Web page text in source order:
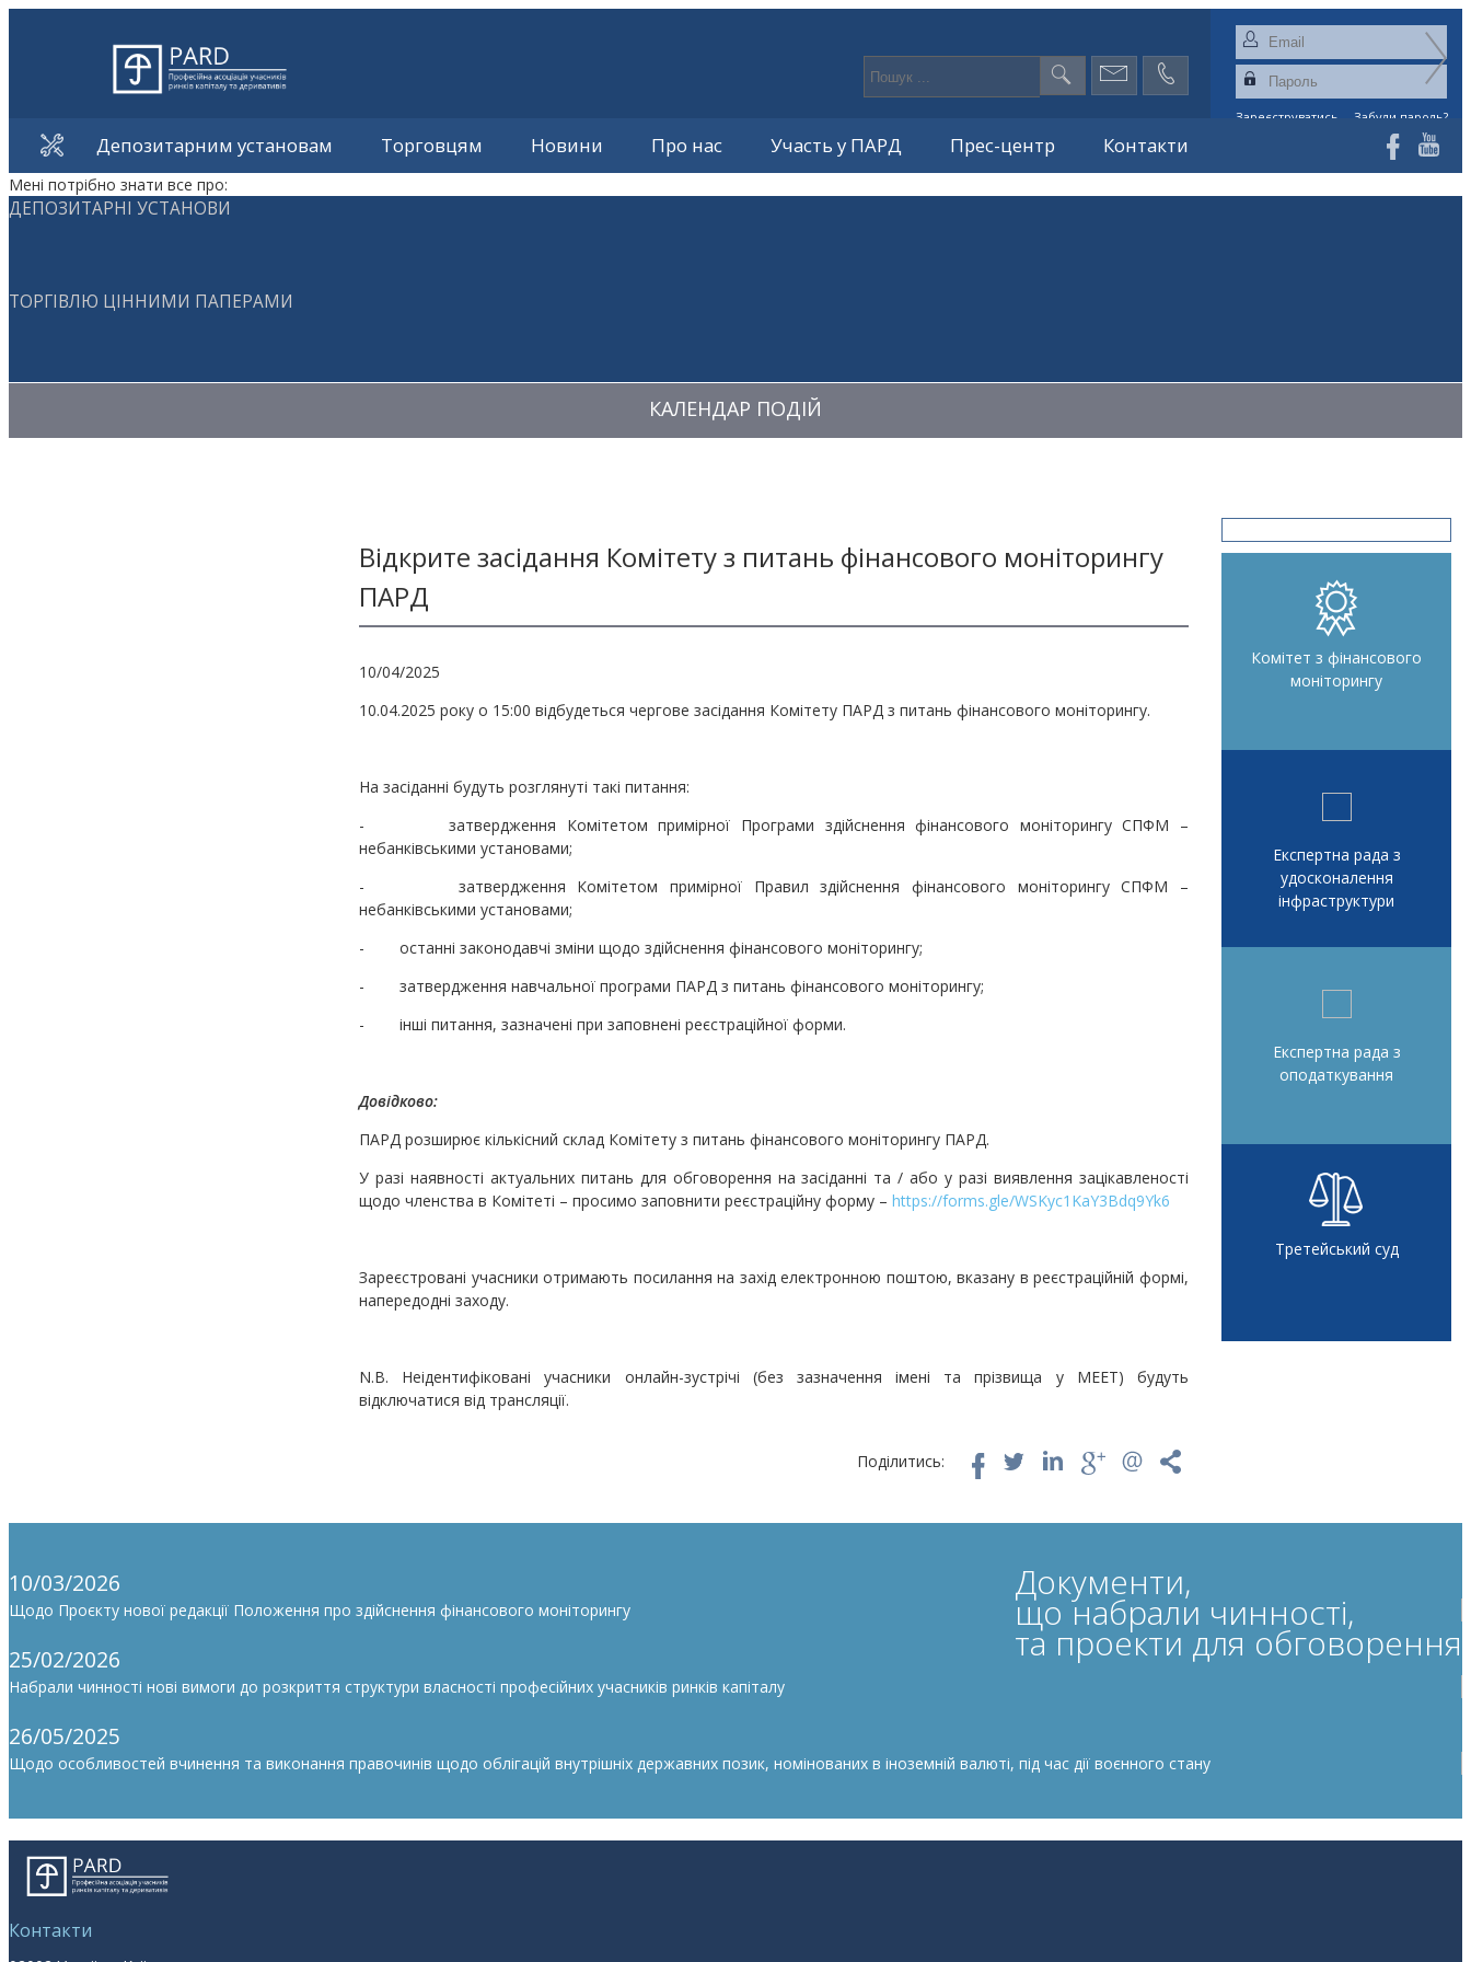
Зареєструватись Забули пароль?
Депозитарним установам Торговцям Новини Про нас Участь у ПАРД Прес-центр Контакти
Мені потрібно знати все про:
ДЕПОЗИТАРНІ УСТАНОВИ
ТОРГІВЛЮ ЦІННИМИ ПАПЕРАМИ
КАЛЕНДАР ПОДІЙ
Відкрите засідання Комітету з питань фінансового моніторингу
ПАРД
10/04/2025
10.04.2025 року о 15:00 відбудеться чергове засідання Комітету ПАРД з питань фінансового моніторингу.
На засіданні будуть розглянуті такі питання:
- затвердження Комітетом примірної Програми здійснення фінансового моніторингу СПФМ –
небанківськими установами;
- затвердження Комітетом примірної Правил здійснення фінансового моніторингу СПФМ –
небанківськими установами;
- останні законодавчі зміни щодо здійснення фінансового моніторингу;
- затвердження навчальної програми ПАРД з питань фінансового моніторингу;
- інші питання, зазначені при заповнені реєстраційної форми.
Довідково:
ПАРД розширює кількісний склад Комітету з питань фінансового моніторингу ПАРД.
У разі наявності актуальних питань для обговорення на засіданні та / або у разі виявлення зацікавленості
щодо членства в Комітеті – просимо заповнити реєстраційну форму – https://forms.gle/WSKyc1KaY3Bdq9Yk6
Зареєстровані учасники отримають посилання на захід електронною поштою, вказану в реєстраційній формі,
напередодні заходу.
N.B. Неідентифіковані учасники онлайн-зустрічі (без зазначення імені та прізвища у MEET) будуть
відключатися від трансляції.
Поділитись:
Комітет з фінансового
моніторингу
Експертна рада з
удосконалення
інфраструктури
Експертна рада з
оподаткування
Третейський суд
Документи,
що набрали чинності,
та проекти для обговорення
10/03/2026
Щодо Проєкту нової редакції Положення про здійснення фінансового моніторингу
25/02/2026
Набрали чинності нові вимоги до розкриття структури власності професійних учасників ринків капіталу
26/05/2025
Щодо особливостей вчинення та виконання правочинів щодо облігацій внутрішніх державних позик, номінованих в іноземній валюті, під час дії воєнного стану
Контакти